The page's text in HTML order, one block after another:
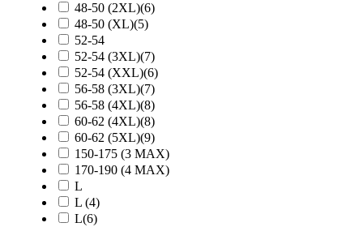
48-50 (2XL)(6)
48-50 (XL)(5)
52-54
52-54 (3XL)(7)
52-54 (XXL)(6)
56-58 (3XL)(7)
56-58 (4XL)(8)
60-62 (4XL)(8)
60-62 (5XL)(9)
150-175 (3 MAX)
170-190 (4 MAX)
L
L (4)
L(6)